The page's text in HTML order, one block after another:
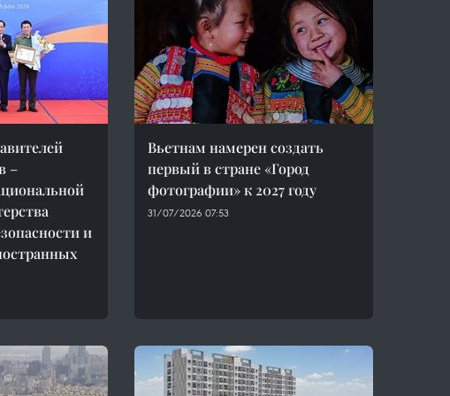
–
и
Вьетнам намерен создать
первый в стране «Город
фотографии» к 2027 году
31/07/2026 07:53